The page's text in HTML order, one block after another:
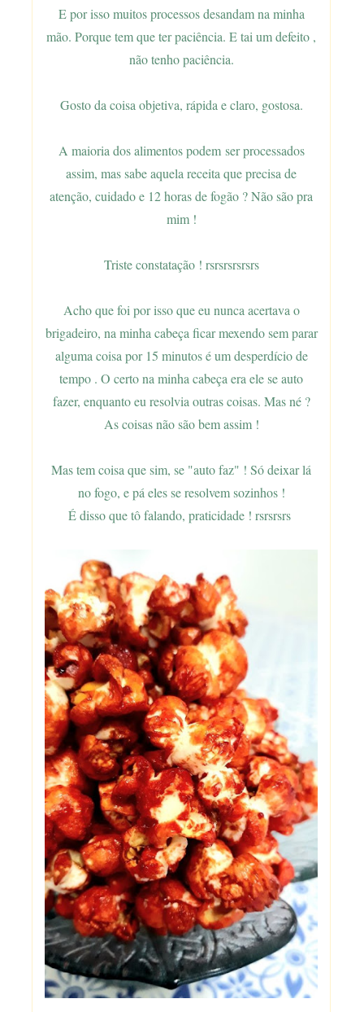
E por isso muitos processos desandam na minha
mão. Porque tem que ter paciência. E tai um defeito ,
não tenho paciência.
Gosto da coisa objetiva, rápida e claro, gostosa.
A maioria dos alimentos podem ser processados
assim, mas sabe aquela receita que precisa de
atenção, cuidado e 12 horas de fogão ? Não são pra
mim !
Triste constatação ! rsrsrsrsrsrs
Acho que foi por isso que eu nunca acertava o
brigadeiro, na minha cabeça ficar mexendo sem parar
alguma coisa por 15 minutos é um desperdício de
tempo . O certo na minha cabeça era ele se auto
fazer, enquanto eu resolvia outras coisas. Mas né ?
As coisas não são bem assim !
Mas tem coisa que sim, se "auto faz" ! Só deixar lá
no fogo, e pá eles se resolvem sozinhos !
É disso que tô falando, praticidade ! rsrsrsrs